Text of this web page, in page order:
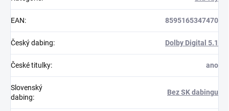
EAN: 8595165347470
Český dabing: Dolby Digital 5.1
České titulky: ano
Slovenský
dabing:
Bez SK dabingu